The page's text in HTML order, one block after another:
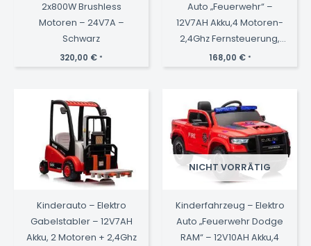
2x800W Brushless
Motoren – 24V7A –
Schwarz
320,00 € *
Auto „Feuerwehr“ –
12V7AH Akku,4 Motoren-
2,4Ghz Fernsteuerung,
MP3+Sirene -911P
168,00 € *
Kinderauto – Elektro
Gabelstabler – 12V7AH
Akku, 2 Motoren + 2,4Ghz
NICHT VORRÄTIG
Kinderfahrzeug – Elektro
Auto „Feuerwehr Dodge
RAM“ – 12V10AH Akku,4